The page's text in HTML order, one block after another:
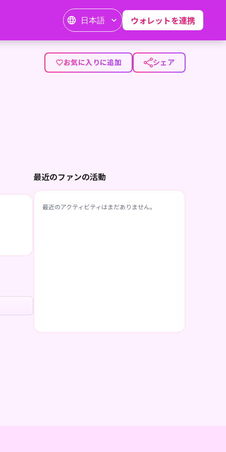
日本語 ウォレットを連携
お気に入りに追加 シェア
最近のファンの活動
最近のアクティビティはまだありません。